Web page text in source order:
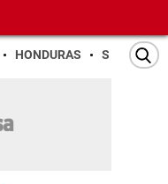
HONDURAS SAN PEDRO